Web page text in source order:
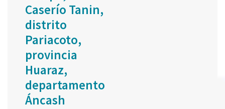
Caserío Tanin,
distrito
Pariacoto,
provincia
Huaraz,
departamento
Áncash